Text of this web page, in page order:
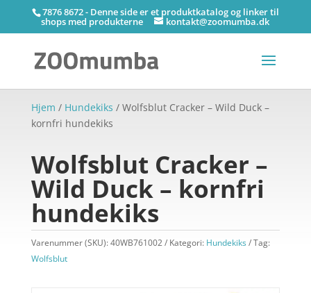
7876 8672 - Denne side er et produktkatalog og linker til
shops med produkterne kontakt@zoomumba.dk
Hjem / Hundekiks / Wolfsblut Cracker – Wild Duck –
kornfri hundekiks
Wolfsblut Cracker –
Wild Duck – kornfri
hundekiks
Varenummer (SKU):40WB761002 Kategori: Hundekiks
Tag:
Wolfsblut